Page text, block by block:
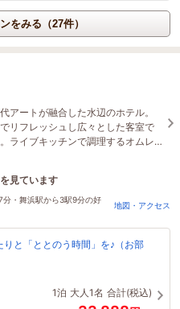
をみる（27件）
アートが融合した水辺のホテル。
リフレッシュし広々とした客室で
ライブキッチンで調理するオムレ
しなどバラエティ豊かな朝食も魅
されました
分・舞浜駅から3駅9分の好
地図・アクセス
りと「ととのう時間」を♪（お部
1泊 大人1名 合計(税込)